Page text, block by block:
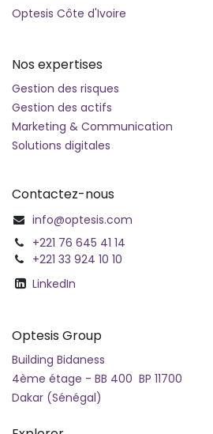
Optesis Côte d'Ivoire
Nos expertises
Gestion des risques
Gestion des actifs
Marketing & Communication
Solutions digitales
Contactez-nous
info@optesis.com
+221 76 645 41 14
+221 33 924 10 10
LinkedIn
Optesis Group
Building Bidaness
4ème étage - BB 400 BP 11700
Dakar (Sénégal)